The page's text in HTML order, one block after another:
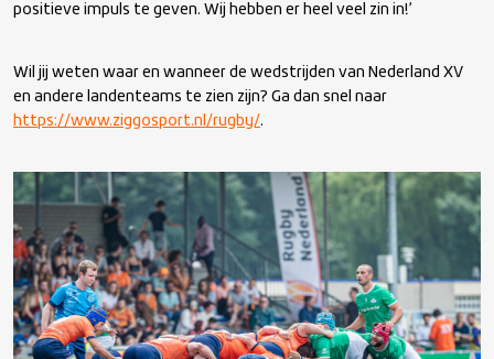
positieve impuls te geven. Wij hebben er heel veel zin in!’
Wil jij weten waar en wanneer de wedstrijden van Nederland XV
en andere landenteams te zien zijn? Ga dan snel naar
https://www.ziggosport.nl/rugby/.